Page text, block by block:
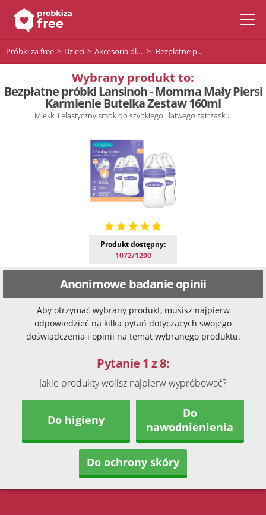
Próbki za free Dzieci Akcesoria dla niemowląt Bezpłatne próbki Lansinoh - Momma Mały Piersi Karmienie Butelka Zestaw 160ml
Wybrany produkt to:
Bezpłatne próbki Lansinoh - Momma Mały Piersi
Karmienie Butelka Zestaw 160ml
Miekki i elastyczny smok do szybkiego i latwego zatrzasku.
Produkt dostępny:
1072/1200
Anonimowe badanie opinii
Aby otrzymać wybrany produkt, musisz najpierw
odpowiedzieć na kilka pytań dotyczących swojego
doświadczenia i opinii na temat wybranego produktu.
Pytanie 1 z 8:
Jakie produkty wolisz najpierw wypróbować?
Do higieny
Do
nawodnienienia
Do ochrony skóry